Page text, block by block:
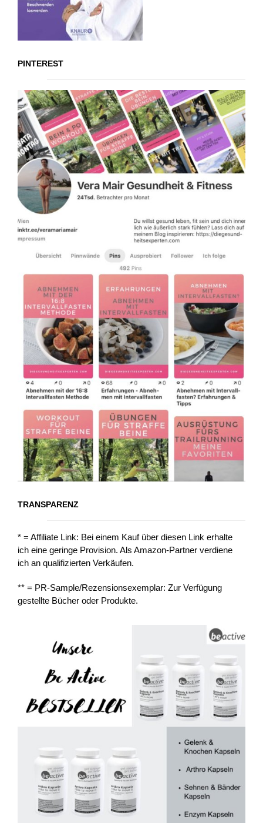
PINTEREST
TRANSPARENZ
* = Affiliate Link: Bei einem Kauf über diesen Link erhalte
ich eine geringe Provision. Als Amazon-Partner verdiene
ich an qualifizierten Verkäufen.
** = PR-Sample/Rezensionsexemplar: Zur Verfügung
gestellte Bücher oder Produkte.